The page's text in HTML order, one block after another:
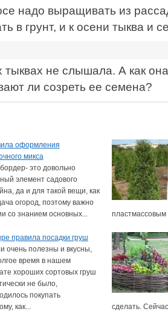
надо выращивать из
в грунт, и к осени тыква и
тыквах не слышала. А как
ли созреть ее семена?
оформления
микса
это довольно
элемент садового
да и для такой вещи, как
огород, поэтому важно
со знанием основных...
пластмассовым
правила посадки груш
очень полезны и вкусны,
время в нашем
хороших сортовых груш
не было,
покупать
как...
сделать.